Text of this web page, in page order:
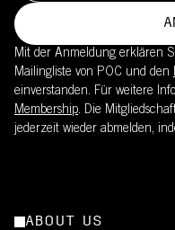
Mit der Anmeldung erklären
Mailingliste von POC und den
einverstanden. Für weitere
Membership. Die
jederzeit wieder abmelden,
ABOUT US